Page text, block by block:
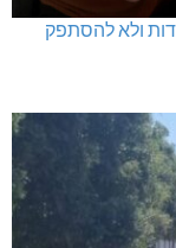
ולא להסתפק